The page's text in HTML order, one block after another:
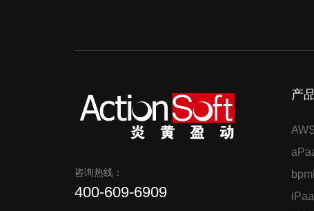
咨询热线：
400-609-6909
产